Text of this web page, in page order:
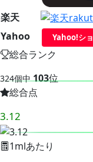
楽天
Yahoo
Yahoo!シ
総合ランク
324個中 103位
総合点
3.12
1mlあたり